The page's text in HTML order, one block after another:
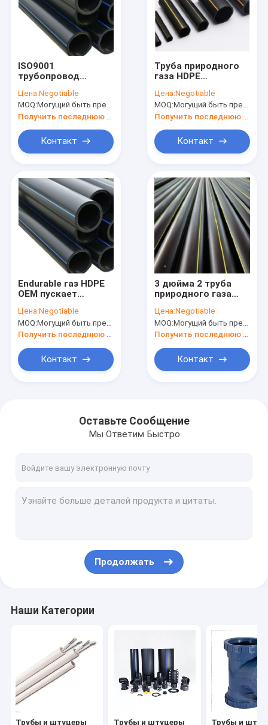
Контакты
Трубы и штуцеры полипропилена
трубы и штуцеры ppr
трубы дренажа hdpe
ISO9001
трубопровод
сопротивления
ссадины труб газа
HDPE черноты
PE100 пластиковый
Цена:Negotiable
MOQ:Могущий быть предметом переговоров
Контакт
Труба природного
газа HDPE
полиэтилена
газопровода SDR11
1.0MPa
Цена:Negotiable
MOQ:Могущий быть предметом переговоров
Контакт
Endurable газ HDPE
OEM пускает
растрескиванию по
трубам DN20mm
Цена:Negotiable
MOQ:Могущий быть предметом переговоров
Получить последнюю цену
Контакт
3 дюйма 2 труба
природного газа
полиэтилена дюйма
пластиковая
Цена:Negotiable
MOQ:Могущий быть предметом переговоров
Получить последнюю цену
Контакт
Оставьте Сообщение
Мы Ответим Быстро
Продолжать
Наши Категории
Трубы и штуцеры Трубы и штуцеры Трубы и